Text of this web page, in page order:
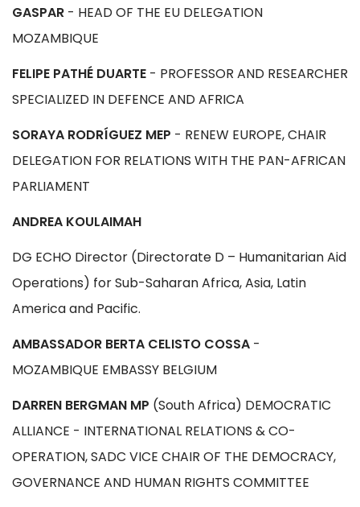
GASPAR - HEAD OF THE EU DELEGATION
MOZAMBIQUE
FELIPE PATHÉ DUARTE - PROFESSOR AND RESEARCHER
SPECIALIZED IN DEFENCE AND AFRICA
SORAYA RODRÍGUEZ MEP - RENEW EUROPE, CHAIR
DELEGATION FOR RELATIONS WITH THE PAN-AFRICAN
PARLIAMENT
ANDREA KOULAIMAH
DG ECHO Director (Directorate D – Humanitarian Aid
Operations) for Sub-Saharan Africa, Asia, Latin
America and Pacific.
AMBASSADOR BERTA CELISTO COSSA -
MOZAMBIQUE EMBASSY BELGIUM
DARREN BERGMAN MP (South Africa) DEMOCRATIC
ALLIANCE - INTERNATIONAL RELATIONS & CO-
OPERATION, SADC VICE CHAIR OF THE DEMOCRACY,
GOVERNANCE AND HUMAN RIGHTS COMMITTEE